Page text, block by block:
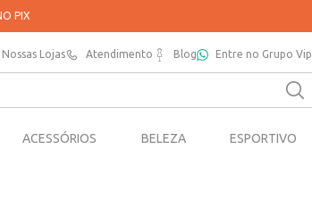
PIX
Nossas Lojas Atendimento Blog Entre no Grupo Vip
ACESSÓRIOS BELEZA ESPORTIVO